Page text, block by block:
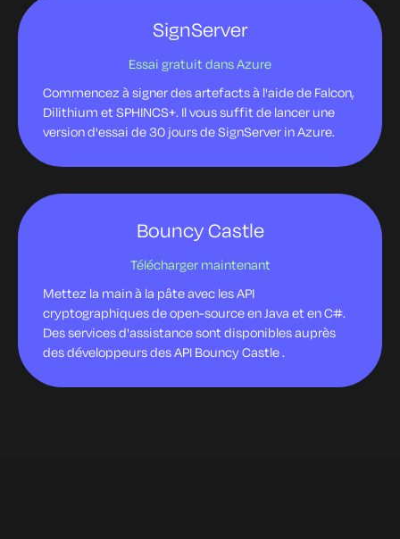
SignServer
Essai gratuit dans Azure
Commencez à signer des artefacts à l'aide de Falcon,
Dilithium et SPHINCS+. Il vous suffit de lancer une
version d'essai de 30 jours de SignServer in Azure.
Bouncy Castle
Télécharger maintenant
Mettez la main à la pâte avec les API
cryptographiques de open-source en Java et en C#.
Des services d'assistance sont disponibles auprès
des développeurs des API Bouncy Castle .